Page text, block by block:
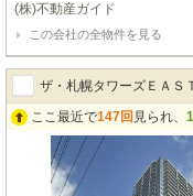
(株)不動産ガイド
この会社の全物件を見る
ザ・札幌タワーズＥＡ
ここ最近で147回 見られ、